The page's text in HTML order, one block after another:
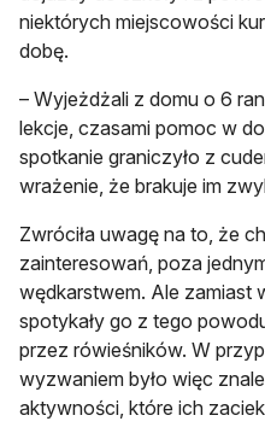
niektórych miejscowości
dobę.
– Wyjeżdżali z domu o 6
lekcje, czasami pomoc w
spotkanie graniczyło z
wrażenie, że brakuje im
Zwróciła uwagę na to, że
zainteresowań, poza
wędkarstwem. Ale zamiast
spotykały go z tego
przez rówieśników. W
wyzwaniem było więc
aktywności, które ich